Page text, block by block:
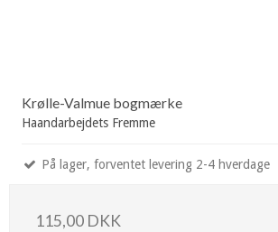
Krølle-Valmue bogmærke
Haandarbejdets Fremme
På lager, forventet levering 2-4 hverdage
115,00 DKK